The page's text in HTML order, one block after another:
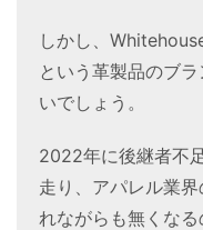
しかし、
という革製品のブ
いでしょう。
2022年に後継者不
走り、アパレル業
れながらも無くな